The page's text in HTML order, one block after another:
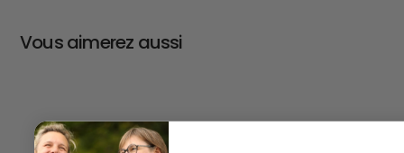
Vous aimerez aussi